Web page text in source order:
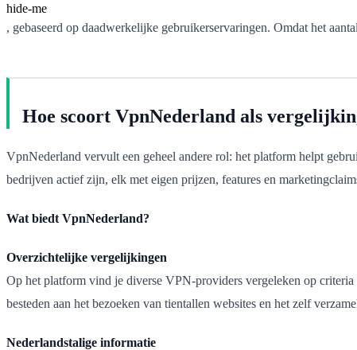
hide-me
, gebaseerd op daadwerkelijke gebruikerservaringen. Omdat het
Hoe scoort VpnNederland als
VpnNederland vervult een geheel andere rol: het platform helpt
bedrijven actief zijn, elk met eigen prijzen, features en
Wat biedt VpnNederland?
Overzichtelijke vergelijkingen
Op het platform vind je diverse VPN-providers vergeleken op criteria
besteden aan het bezoeken van tientallen websites en het zelf
Nederlandstalige informatie